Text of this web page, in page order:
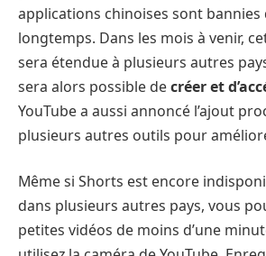
applications chinoises sont bannies
longtemps. Dans les mois à venir,
sera étendue à plusieurs autres
sera alors possible decréer et
YouTube a aussi annoncé l’ajout
plusieurs autres outils pour
Même si Shorts est encore
dans plusieurs autres pays, vous
petites vidéos de moins d’une